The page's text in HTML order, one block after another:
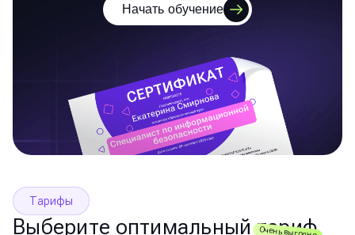
Начать обучение
Тарифы
Выберите оптимальный тариф
Очень выгодно